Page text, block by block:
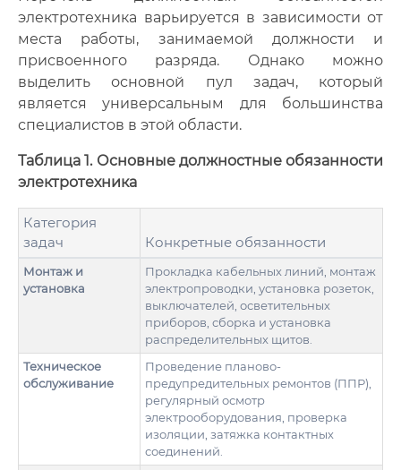
электротехника варьируется в зависимости от
места работы, занимаемой должности и
присвоенного разряда. Однако можно
выделить основной пул задач, который
является универсальным для большинства
специалистов в этой области.
Таблица 1. Основные должностные обязанности
электротехника
Категория
задач
Конкретные обязанности
Монтаж и
установка
Прокладка кабельных линий, монтаж
электропроводки, установка розеток,
выключателей, осветительных
приборов, сборка и установка
распределительных щитов.
Техническое
обслуживание
Проведение планово-
предупредительных ремонтов (ППР),
регулярный осмотр
электрооборудования, проверка
изоляции, затяжка контактных
соединений.